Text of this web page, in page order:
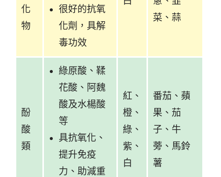
化
物
很好的抗氧
化劑，具解
毒功效
菜、蒜
酚
酸
類
綠原酸、鞣
花酸、阿魏
酸及水楊酸
等
具抗氧化、
提升免疫
力、助減重
紅、
橙、
綠、
紫、
白
番茄、蘋
果、茄
子、牛
蒡、馬鈴
薯